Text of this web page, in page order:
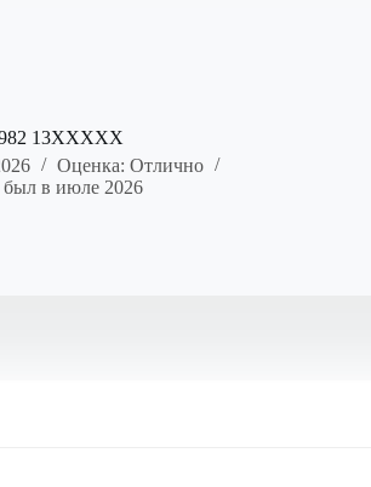
13XXXXX
Оценка: Отлично
в июле 2026